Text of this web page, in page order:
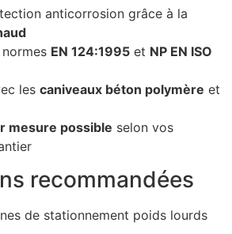
anticorrosion grâce à la
EN 124:1995 et NP EN ISO
les caniveaux béton polymère et
mesure possible selon vos
recommandées
de stationnement poids lourds